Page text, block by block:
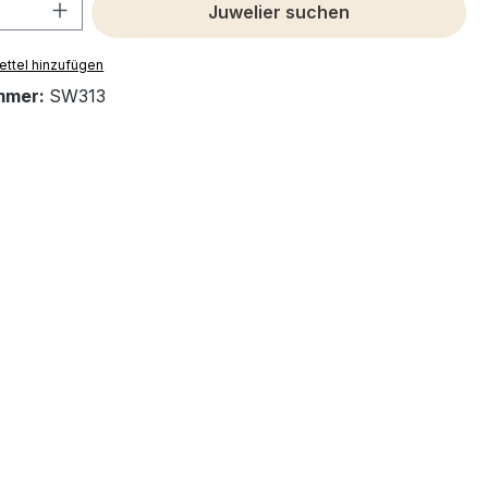
Juwelier suchen
hinzufügen
SW313